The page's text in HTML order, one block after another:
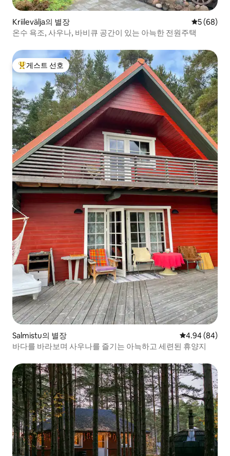
Kriilevälja의 별장 평점 5점(5
5 (68)
온수 욕조, 사우나, 바비큐 공간이 있는 아늑한 전원주택
상위 게스트 선호
게스트 선호
Salmistu의 별장 평점 4.94점(5
4.94 (84)
바다를 바라보며 사우나를 즐기는 아늑하고 세련된 휴양지